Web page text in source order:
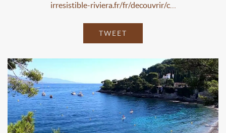
irresistible-riviera.fr/fr/decouvrir/c…
TWEET